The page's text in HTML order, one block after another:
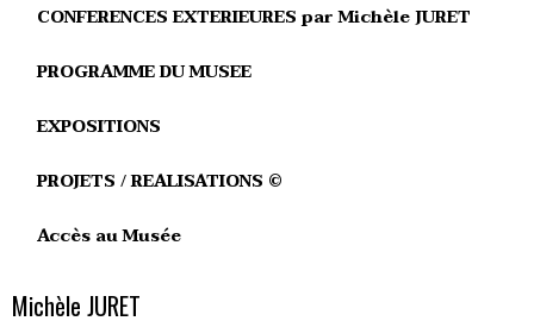
CONFERENCES EXTERIEURES par Michèle JURET
PROGRAMME DU MUSEE
EXPOSITIONS
PROJETS / REALISATIONS ©
Accès au Musée
Michèle JURET